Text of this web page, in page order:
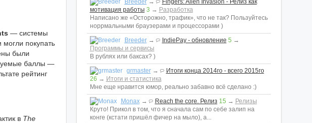
— системы
покупать
были
баллы —
рейтинг
в The
Breeder→
Fingers: Alien Invasion - Релиз как
мотивация работы 3 → Разработка
Написано же «Осторожно, трафик», что не так? Пользуйтесь
норрмальными браузерами и процессорами )
Breeder→ IndiePay - обновление 5 →
Программы и сервисы
В рублях или баксах? )
grmaster→
Итоги конца 2014го - всего 2015го
26 → Итоги и статистика
Мне еще нравится юмор, реально забавно всё сделано :)
Monax→ Reach the core. Релиз 15 → Релизы
Круто! Прикол в том, что я сначала сам по себе залип на
конге (кстати пришёл фичер на мыло), а...